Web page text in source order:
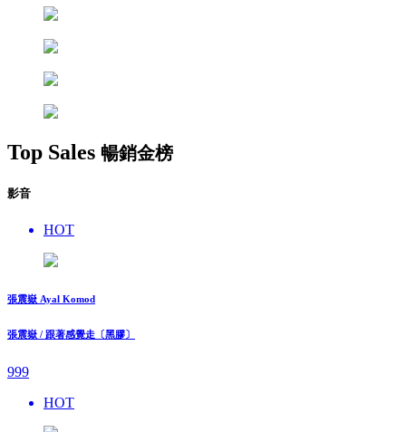
Top Sales 暢銷金榜
影音
HOT
張震嶽 Ayal Komod
張震嶽 / 跟著感覺走〔黑膠〕
999
HOT